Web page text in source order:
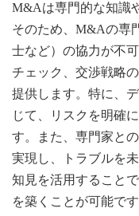
M&Aは専門的な知識
そのため、M&Aの専
士など）の協力が不
チェック、交渉戦略
提供します。特に、
じて、リスクを明確
す。また、専門家と
実現し、トラブルを
知見を活用すること
を築くことが可能です